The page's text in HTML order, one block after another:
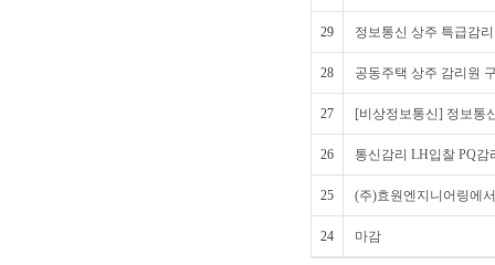
29 정보통신 상주 특급감
28 공동주택 상주 감리원
27 [비상정보통신] 정보통
26 통신감리 LH입찰 PQ감
25 (주)효원엔지니어링에
24 마감